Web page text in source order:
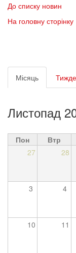
До списку новин
На головну сторінку
Первинні
вкладки
Місяць (активна
вкладка)
Листопад
Пон Втр
27
28
3 4
10 11